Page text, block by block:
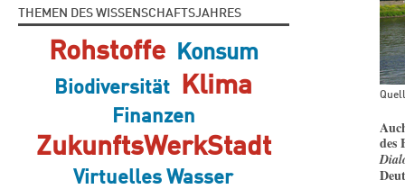
THEMEN DES WISSENSCHAFTSJAHRES
Rohstoffe Konsum
Biodiversität Klima
Finanzen
ZukunftsWerkStadt
Virtuelles Wasser
des